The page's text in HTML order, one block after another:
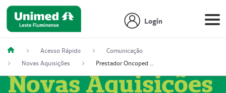
Login
Acesso Rápido
Comunicação
Novas Aquisições
Prestador Oncoped Serviços Médicos (51004335-0)
Novas Aquisições